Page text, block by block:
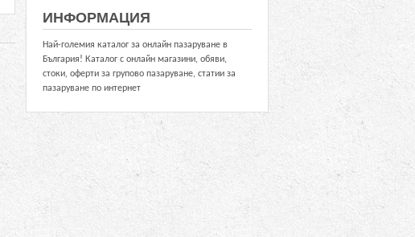
ИНФОРМАЦИЯ
Най-големия каталог за онлайн пазаруване в
България! Каталог с онлайн магазини, обяви,
стоки, оферти за групово пазаруване, статии за
пазаруване по интернет